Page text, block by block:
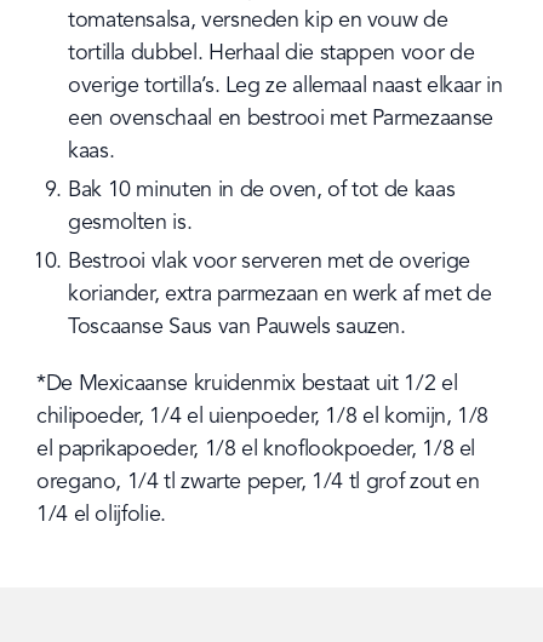
tomatensalsa, versneden kip en vouw de
tortilla dubbel. Herhaal die stappen voor de
overige tortilla’s. Leg ze allemaal naast elkaar in
een ovenschaal en bestrooi met Parmezaanse
kaas.
Bak 10 minuten in de oven, of tot de kaas
gesmolten is.
Bestrooi vlak voor serveren met de overige
koriander, extra parmezaan en werk af met de
Toscaanse Saus van Pauwels sauzen.
*De Mexicaanse kruidenmix bestaat uit 1/2 el
chilipoeder, 1/4 el uienpoeder, 1/8 el komijn, 1/8
el paprikapoeder, 1/8 el knoflookpoeder, 1/8 el
oregano, 1/4 tl zwarte peper, 1/4 tl grof zout en
1/4 el olijfolie.